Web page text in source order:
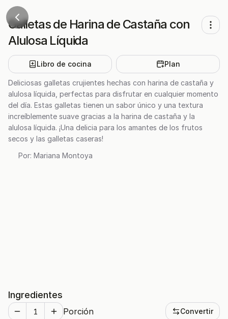
Galletas de Harina de Castaña con
Alulosa Líquida
Libro de cocina Plan
Deliciosas galletas crujientes hechas con harina de castaña y
alulosa líquida, perfectas para disfrutar en cualquier momento
del día. Estas galletas tienen un sabor único y una textura
increíblemente suave gracias a la harina de castaña y la
alulosa líquida. ¡Una delicia para los amantes de los frutos
secos y las galletas caseras!
Por: Mariana Montoya
Ingredientes
Porción Convertir